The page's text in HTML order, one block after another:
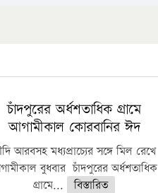
চাঁদপুরের অর্ধশতাধিক গ্রামে
আগামীকাল কোরবানির ঈদ
আরবসহ মধ্যপ্রাচ্যের সঙ্গে মিল রেখে
বুধবার চাঁদপুরের অর্ধশতাধিক
গ্রামে...
বিস্তারিত